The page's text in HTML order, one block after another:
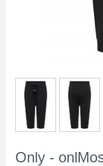
Only -